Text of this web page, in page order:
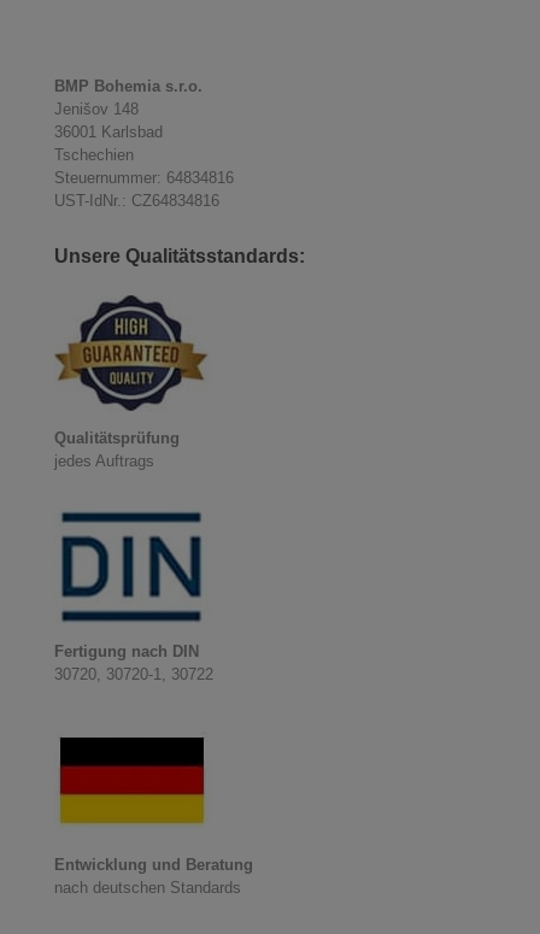
BMP Bohemia s.r.o.
Jenišov 148
36001 Karlsbad
Tschechien
Steuernummer: 64834816
UST-IdNr.: CZ64834816
Unsere Qualitätsstandards:
Qualitätsprüfung
jedes Auftrags
Fertigung nach DIN
30720, 30720-1, 30722
Entwicklung und Beratung
nach deutschen Standards